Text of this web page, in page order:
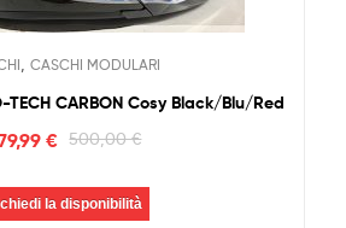
CASCHI MODULARI
CARBON Cosy Black/Blu/Red
500,00€
€
la disponibilità